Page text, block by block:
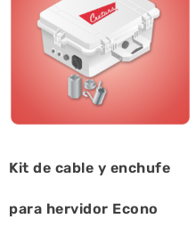
Kit de cable y enchufe
para hervidor Econo